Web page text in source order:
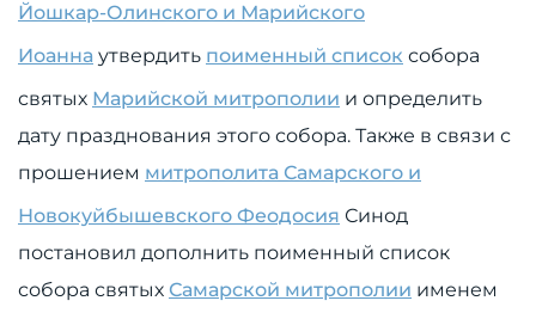
Йошкар-Олинского и Марийского
Иоанна утвердить поименный список собора
святых Марийской митрополии и определить
дату празднования этого собора. Также в связи с
прошением митрополита Самарского и
Новокуйбышевского Феодосия Синод
постановил дополнить поименный список
собора святых Самарской митрополии именем